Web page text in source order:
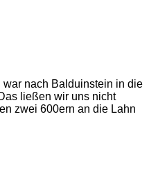
war nach Balduinstein in die
ließen wir uns nicht
zwei 600ern an die Lahn